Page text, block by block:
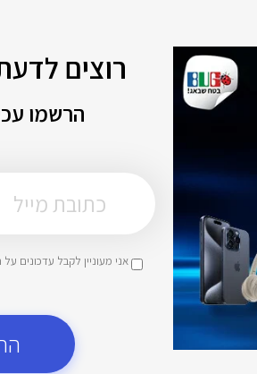
רוצים
הרשמו
אני מעוניין לקבל עדכונים